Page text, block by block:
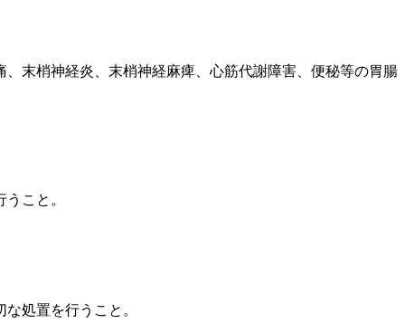
末梢神経炎、末梢神経麻痺、心筋代謝障害、便秘等の胃腸
こと。
処置を行うこと。